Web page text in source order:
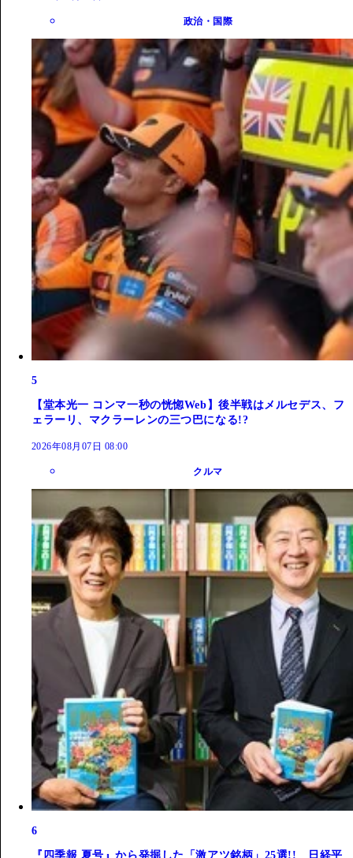
政治・国際
5
【堂本光一 コンマ一秒の恍惚Web】後半戦はメルセデス、フ
ェラーリ、マクラーレンの三つ巴になる!?
2026年08月07日 08:00
クルマ
6
『四季報 夏号』から発掘した「激アツ銘柄」25選!! 日経平